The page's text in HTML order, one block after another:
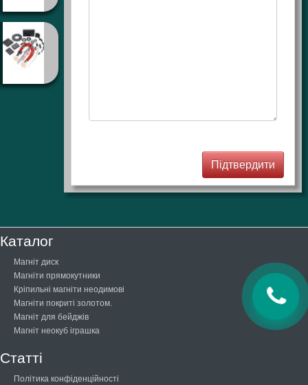
Каталог
Магніт диск
Магніти прямокутники
Кріпильні магніти неодимові
Магніти покриті золотом.
Магніт для бейджів
Магніт неокуб іграшка
Статті
Політика конфіденційності